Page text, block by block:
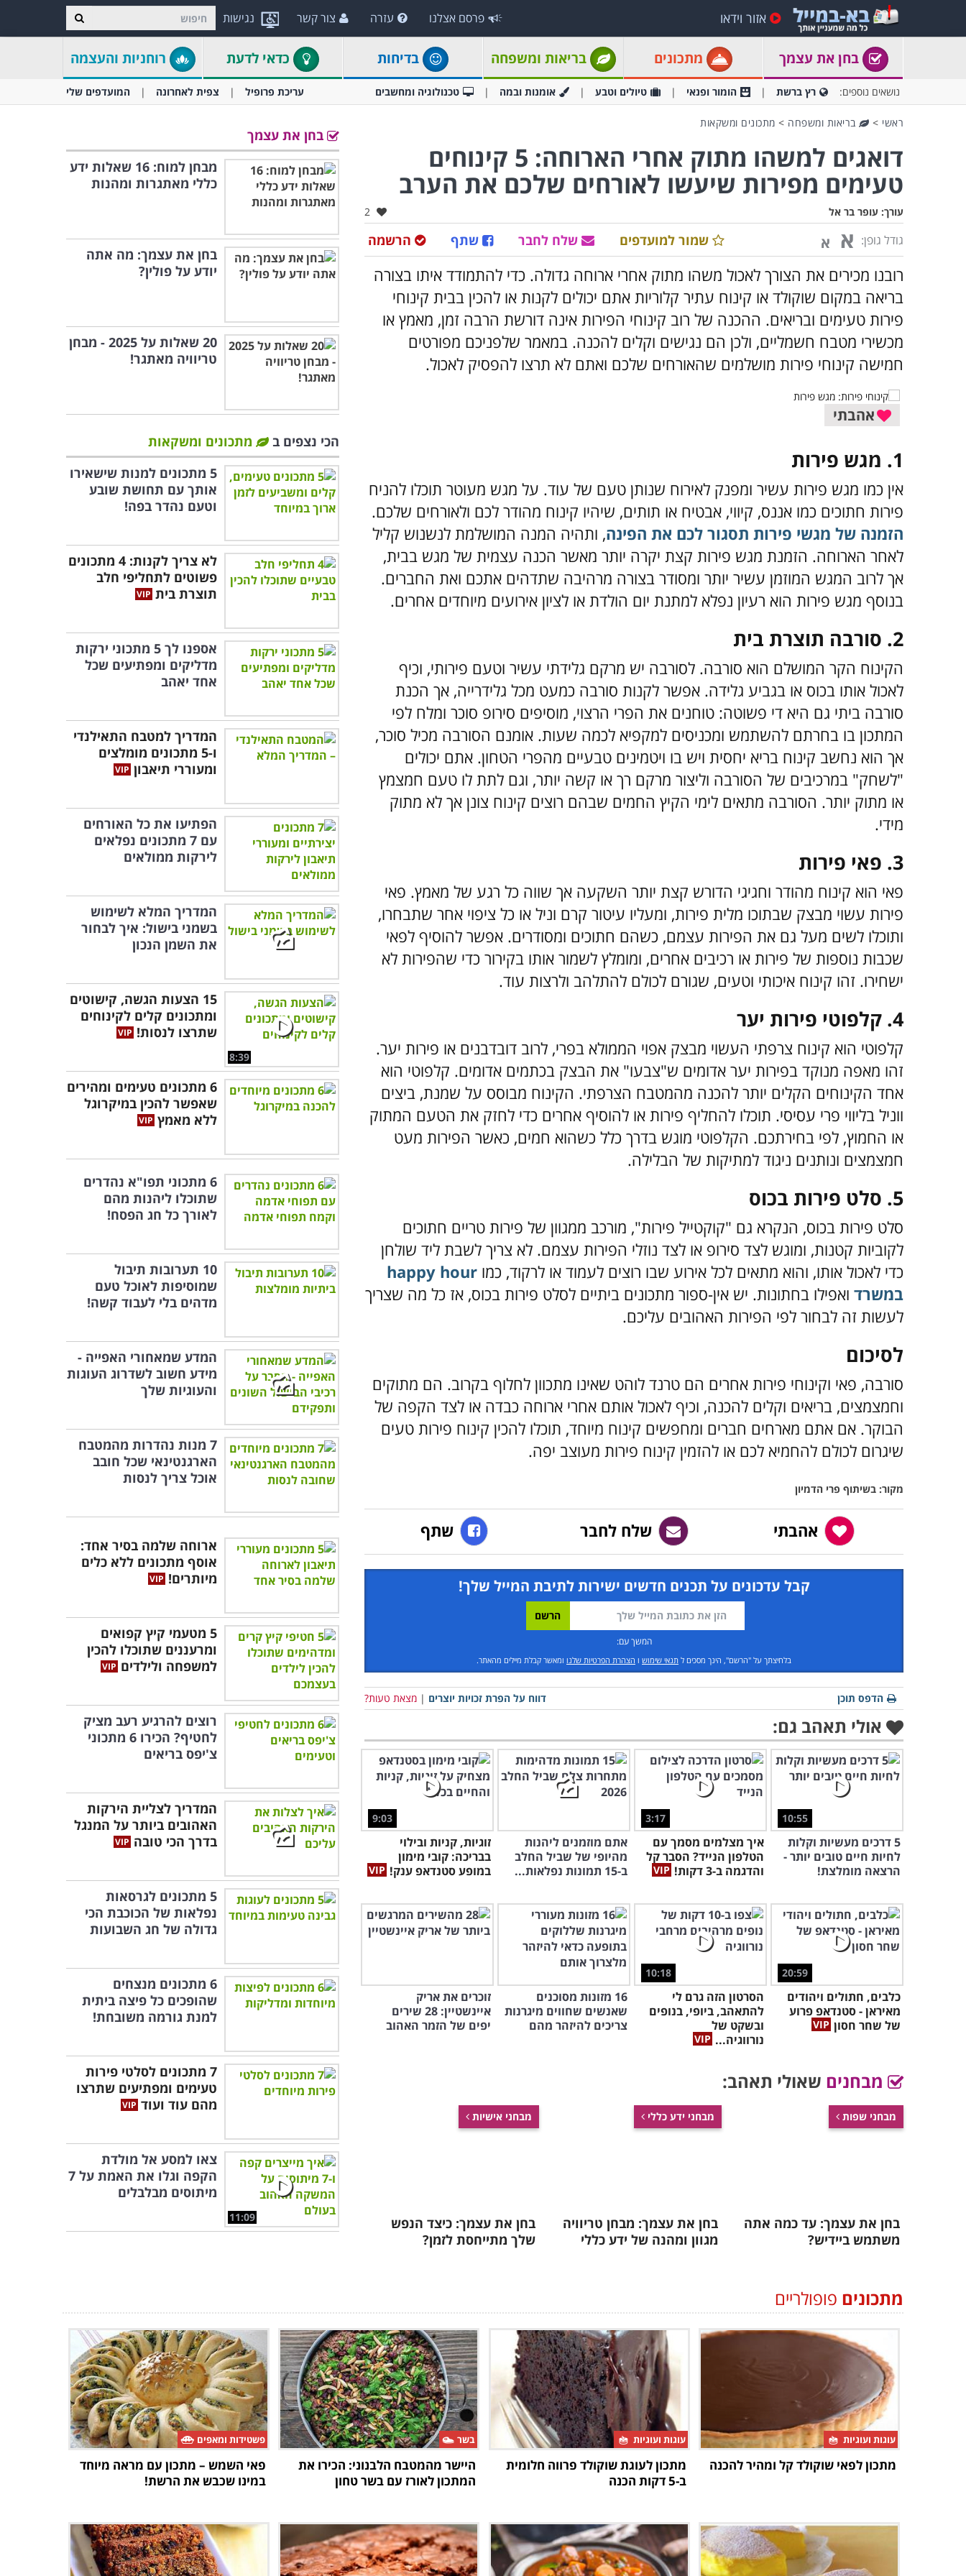
נגישות אזור וידאו פרסם אצלנו עזרה צור קשר
בחן את עצמך מתכונים בריאות ומשפחה בדיחות כדאי לדעת רוחניות והעצמה
נושאים נוספים: רץ ברשת הומור ופנאי טיולים וטבע אומנות ובמה טכנולוגיה ומחשבים עריכת פרופיל צפית לאחרונה המועדפים שלי
ראשי > בריאות ומשפחה > מתכונים ומשקאות
דואגים למשהו מתוק אחרי הארוחה: 5 קינוחים
טעימים מפירות שיעשו לאורחים שלכם את הערב
עורך: עופר בר אל אהבו:
2
גודל גופן: א א הרשמה שתף שלח לחבר שמור למועדפים
רובנו מכירים את הצורך לאכול משהו מתוק אחרי ארוחה גדולה. כדי להתמודד איתו בצורה
בריאה במקום שוקולד או קינוח עתיר קלוריות אתם יכולים לקנות או להכין בבית קינוחי
פירות טעימים ובריאים. ההכנה של רוב קינוחי הפירות אינה דורשת הרבה זמן, מאמץ או
מכשירי מטבח חשמליים, ולכן הם נגישים וקלים להכנה. במאמר שלפניכם מפורטים
חמישה קינוחי פירות מושלמים שהאורחים שלכם ואתם לא תרצו להפסיק לאכול.
אהבתי
1. מגש פירות
אין כמו מגש פירות עשיר ומפנק לאירוח שנותן טעם של עוד. על מגש מעוטר תוכלו להניח
פירות חתוכים כמו אננס, קיווי, אבטיח או תותים, שיהיו קינוח מהודר לכם ולאורחים שלכם.
הזמנה של מגשי פירות תסגור לכם את הפינה, ותהיה המנה המושלמת לנשנוש קליל
לאחר הארוחה. הזמנת מגש פירות קצת יקרה יותר מאשר הכנה עצמית של מגש בבית,
אך לרוב המגש המוזמן עשיר יותר ומסודר בצורה מרהיבה שתדהים אתכם ואת החברים.
בנוסף מגש פירות הוא רעיון נפלא למתנת יום הולדת או לציון אירועים מיוחדים אחרים.
2. סורבה תוצרת בית
הקינוח הקר המושלם הוא סורבה. לסורבה יש מרקם גלידתי עשיר וטעם פירותי, וכיף
לאכול אותו בכוס או בגביע גלידה. אפשר לקנות סורבה כמעט מכל גלידרייה, אך הכנת
סורבה ביתי גם היא די פשוטה: טוחנים את הפרי הרצוי, מוסיפים סירופ סוכר ומלח לפי
המתכון בו בחרתם להשתמש ומכניסים למקפיא לכמה שעות. אומנם הסורבה מכיל סוכר,
אך הוא נחשב קינוח בריא יחסית ויש בו ויטמינים טבעיים מהפרי הטחון. אתם יכולים
"לשחק" במרכיבים של הסורבה וליצור מרקם רך או קשה יותר, וגם לתת לו טעם חמצמץ
או מתוק יותר. הסורבה מתאים לימי הקיץ החמים שבהם רוצים קינוח צונן אך לא מתוק
מידי.
3. פאי פירות
פאי הוא קינוח מהודר וחגיגי הדורש קצת יותר השקעה אך שווה כל רגע של מאמץ. פאי
פירות עשוי מבצק שבתוכו מלית פירות, ומעליו עיטור קרם וניל או כל ציפוי אחר שתבחרו,
ותוכלו לשים מעל גם את הפירות עצמם, כשהם חתוכים ומסודרים. אפשר להוסיף לפאי
שכבות נוספות של פירות או רכיבים אחרים, ומומלץ לשמור אותו בקירור כדי שהפירות לא
ישחירו. זהו קינוח איכותי וטעים, שגורם לכולם להתלהב ולרצות עוד.
4. קלפוטי פירות יער
קלפוטי הוא קינוח צרפתי העשוי מבצק אפוי הממולא בפרי, לרוב דובדבנים או פירות יער.
זהו מאפה מנוקד בפירות יער אדומים ש"צבעו" את הבצק בכתמים אדומים. קלפוטי הוא
אחד הקינוחים הקלים יותר להכנה מהמטבח הצרפתי. הקינוח מבוסס על שמנת, ביצים
ווניל בליווי פרי עסיסי. תוכלו להחליף פירות או להוסיף אחרים כדי לחזק את הטעם המתוק
או החמוץ, לפי בחירתכם. הקלפוטי מוגש בדרך כלל כשהוא חמים, כאשר הפירות מעט
חמצמצים ונותנים ניגוד למתיקות של הבלילה.
5. סלט פירות בכוס
סלט פירות בכוס, הנקרא גם "קוקטייל פירות", מורכב ממגוון של פירות טריים חתוכים
לקוביות קטנות, ומוגש לצד סירופ או לצד נוזלי הפירות עצמם. לא צריך לשבת ליד שולחן
כדי לאכול אותו, והוא מתאים לכל אירוע שבו רוצים לעמוד או לרקוד, כמו happy hour
במשרד ואפילו בחתונות. יש אין-ספור מתכונים ביתיים לסלט פירות בכוס, אז כל מה שצריך
לעשות זה לבחור לפי הפירות האהובים עליכם.
לסיכום
סורבה, פאי וקינוחי פירות אחרים הם טרנד לוהט שאינו מתכוון לחלוף בקרוב. הם מתוקים
וחמצמצים, בריאים וקלים להכנה, וכיף לאכול אותם אחרי ארוחה כבדה או לצד הקפה של
הבוקר. אם אתם מארחים חברים ומחפשים קינוח מיוחד, תוכלו להכין קינוח פירות טעים
שיגרום לכולם להחמיא לכם או להזמין קינוח פירות מעוצב יפה.
מקור: בשיתוף פרי הדמיון
אהבתי שלח לחבר שתף
קבל עדכונים על תכנים חדשים ישירות לתיבת המייל שלך!
המשך עם:
בלחיצתך על "הרשם", הינך מסכים ל תנאי שימוש ו הצהרת הפרטיות שלנו ומאשר קבלת מיילים מהאתר.
דווח על הפרת זכויות יוצרים | מצאת טעות? הדפס תוכן
אולי תאהב גם:
10:55
5 דרכים מעשיות וקלות
לחיות חיים טובים יותר -
הרצאה מומלצת!
3:17
איך מצלמים מסמך עם
הטלפון הנייד? הסבר קל
והדגמה ב-3 דקות!
אתם מוזמנים ליהנות
מהיופי של שביל החלב
ב-15 תמונות נפלאות...
9:03
זוגיות, קניות ובילוי
בבריכה: קובי מימון
במופע סטנדאפ ענק!
20:59
כלבים, חתולים ויהודים
מאיראן - סטנדאפ פרוע
של שחר חסון
10:18
הסרטון הזה גרם לי
להתאהב, ביופי, בנופים
ובשקט של
נורווגיה...
16 מזונות מסוכנים
שאנשים שחווים מיגרנות
צריכים להיזהר מהם
זוכרים את אריק
איינשטיין: 28 שירים
יפים של הזמר האהוב
מבחנים שאולי תאהב:
מבחני שפות
בחן את עצמך: עד כמה אתה
משתמש ביידיש?
מבחני ידע כללי
בחן את עצמך: מבחן טריוויה
מגוון ומהנה של ידע כללי
מבחני אישיות
בחן את עצמך: כיצד הנפש
שלך מתייחסת לזמן?
בחן את עצמך
מבחן למוח: 16 שאלות ידע
כללי מאתגרות ומהנות
בחן את עצמך: מה אתה
יודע על פולין?
20 שאלות על 2025 - מבחן
טריוויה מאתגר!
הכי נצפים ב
מתכונים ומשקאות
5 מתכונים למנות שישאירו
אותך עם תחושת שובע
וטעם נהדר בפה!
לא צריך לקנות: 4 מתכונים
פשוטים לתחליפי חלב
תוצרת בית
אספנו לך 5 מתכוני ירקות
מדליקים ומפתיעים שכל
אחד יאהב
המדריך למטבח התאילנדי
ו-5 מתכונים מומלצים
ומעוררי תיאבון
הפתיעו את כל האורחים
עם 7 מתכונים נפלאים
לירקות ממולאים
המדריך המלא לשימוש
בשמני בישול: איך לבחור
את השמן הנכון
8:39
15 הצעות הגשה, קישוטים
ומתכונים קלים לקינוחים
שתרצו לנסות!
6 מתכונים טעימים ומהירים
שאפשר להכין במיקרוגל
ללא מאמץ
6 מתכוני תפו"א נהדרים
שתוכלו ליהנות מהם
לאורך כל חג הפסח!
10 תערובות תיבול
שמוסיפות לאוכל טעם
מדהים בלי לעבוד קשה!
המדע שמאחורי האפייה -
מידע חשוב לשדרוג העוגות
והעוגיות שלך
7 מנות נהדרות מהמטבח
הארגנטינאי שכל חובב
אוכל צריך לנסות
ארוחה שלמה בסיר אחד:
אוסף מתכונים ללא כלים
מיותרים!
5 מטעמי קיץ קפואים
ומרעננים שתוכלו להכין
למשפחה ולילדים
רוצים להרגיע רעב מציק
לחטיף? הכירו 6 מתכוני
צ'יפס בריאים
המדריך לצליית הירקות
האהובים ביותר על המנגל
בדרך הכי טובה
5 מתכונים לגרסאות
נפלאות של הכוכבת הכי
גדולה של חג השבועות
6 מתכונים מנצחים
שהופכים כל פיצה ביתית
למנת גורמה משובחת!
7 מתכונים לסלטי פירות
טעימים ומפתיעים שתרצו
מהם עוד ועוד
11:09
צאו למסע אל מולדת
הקפה וגלו את האמת על 7
מיתוסים מבלבלים
מתכונים פופולריים
עוגות ועוגיות
מתכון לפאי שוקולד קל ומהיר להכנה
עוגות ועוגיות
מתכון לעוגת שוקולד פרווה חלומית
ב-5 דקות הכנה
בשר
היישר מהמטבח הלבנוני: הכירו את
המתכון לאורז עם בשר טחון
פשטידות ומאפים
פאי השמש – מתכון עם מראה מיוחד
במינו שכבש את הרשת!